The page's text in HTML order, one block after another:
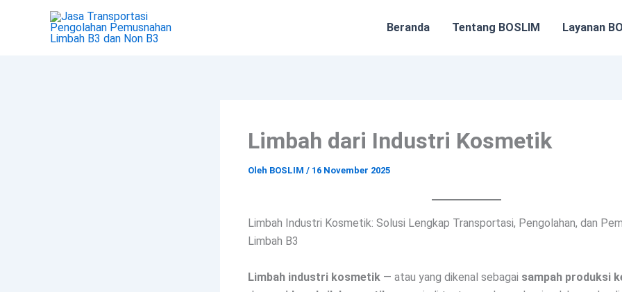
Beranda Tentang BOSLIM Layanan
Limbah dari Industri Kosmetik
Oleh BOSLIM / 16 November 2025
Limbah Industri Kosmetik: Solusi Lengkap Transportasi, Pengolahan, dan
Limbah B3
Limbah industri kosmetik — atau yang dikenal sebagai sampah produksi